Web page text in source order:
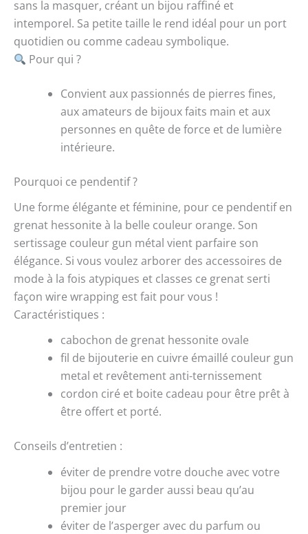
sans la masquer, créant un bijou raffiné et
intemporel. Sa petite taille le rend idéal pour un port
quotidien ou comme cadeau symbolique.
Pour qui ?
Convient aux passionnés de pierres fines,
aux amateurs de bijoux faits main et aux
personnes en quête de force et de lumière
intérieure.
Pourquoi ce pendentif ?
Une forme élégante et féminine, pour ce pendentif en
grenat hessonite à la belle couleur orange. Son
sertissage couleur gun métal vient parfaire son
élégance. Si vous voulez arborer des accessoires de
mode à la fois atypiques et classes ce grenat serti
façon wire wrapping est fait pour vous !
Caractéristiques :
cabochon de grenat hessonite ovale
fil de bijouterie en cuivre émaillé couleur gun
metal et revêtement anti-ternissement
cordon ciré et boite cadeau pour être prêt à
être offert et porté.
Conseils d’entretien :
éviter de prendre votre douche avec votre
bijou pour le garder aussi beau qu’au
premier jour
éviter de l’asperger avec du parfum ou